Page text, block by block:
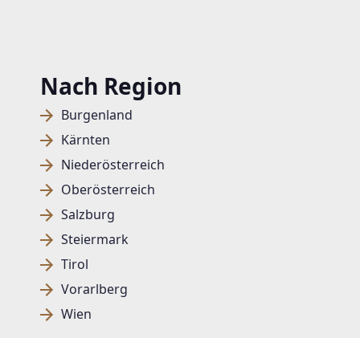
Nach Region
Burgenland
Kärnten
Niederösterreich
Oberösterreich
Salzburg
Steiermark
Tirol
Vorarlberg
Wien